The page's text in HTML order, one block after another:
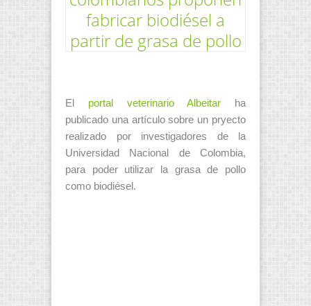
fabricar biodiésel a
partir de grasa de pollo
El portal veterinario Albeitar ha
publicado una artículo sobre un pryecto
realizado por investigadores de la
Universidad Nacional de Colombia,
para poder utilizar la grasa de pollo
como biodiésel.